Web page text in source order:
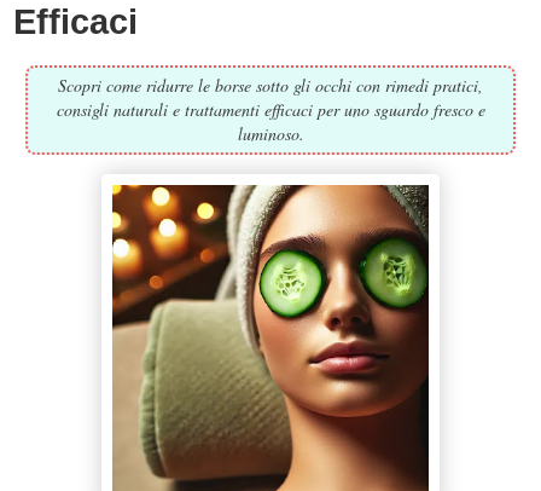
Efficaci
Scopri come ridurre le borse sotto gli occhi con rimedi pratici,
consigli naturali e trattamenti efficaci per uno sguardo fresco e
luminoso.